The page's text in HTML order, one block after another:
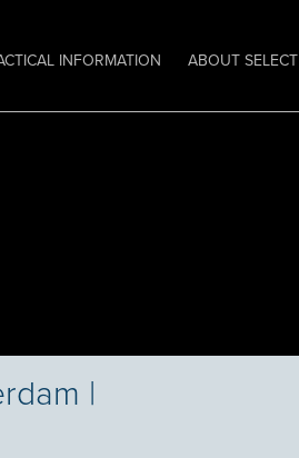
INFORMATION ABOUT SELECT
|